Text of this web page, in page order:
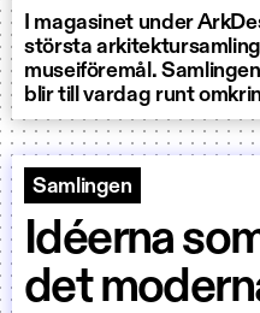
I magasinet under
största
museiföremål.
blir till vardag runt
Samlingen
Idéerna
det